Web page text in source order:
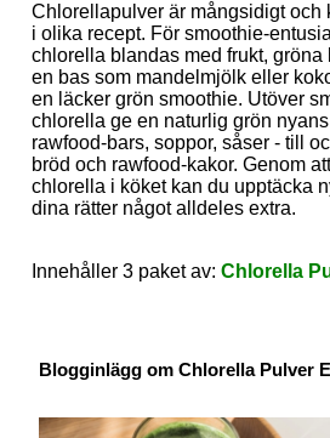
Chlorellapulver är mångsidigt och
i olika recept. För smoothie-
chlorella blandas med frukt, gröna
en bas som mandelmjölk eller
en läcker grön smoothie. Utöver
chlorella ge en naturlig grön
rawfood-bars, soppor, såser - till
bröd och rawfood-kakor. Genom
chlorella i köket kan du upptäcka
dina rätter något alldeles extra.
Innehåller 3 paket av: Chlorella
Blogginlägg om Chlorella Pulver